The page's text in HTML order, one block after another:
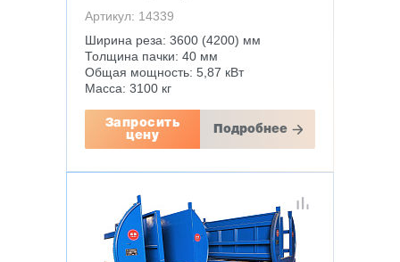
Артикул: 14339
Ширина реза: 3600 (4200) мм
Толщина пачки: 40 мм
Общая мощность: 5,87 кВт
Масса: 3100 кг
Запросить
цену
Подробнее